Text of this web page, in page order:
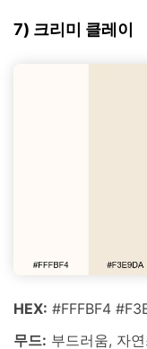
7) 크리미 클레이
HEX: #FFFBF4
무드: 부드러움, 자